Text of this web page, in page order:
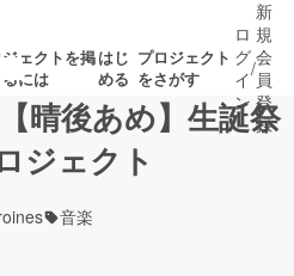
ェクトを掲
には
はじ
める
プロジェクト
をさがす
募集終了が近いプ
ロジェクト
ロ
グ
イ
ン
/
新
規
会
員
登
録
晴後あめ】生誕祭
ジェクト
音楽